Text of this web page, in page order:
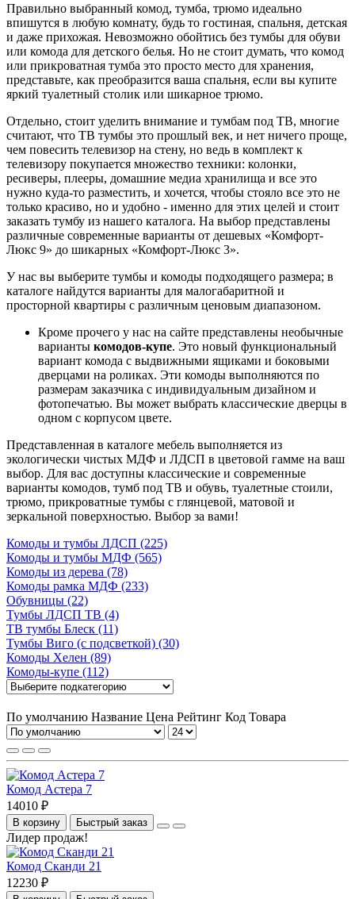
Правильно выбранный комод, тумба, трюмо идеально
впишутся в любую комнату, будь то гостиная, спальня, детская
и даже прихожая. Невозможно обойтись без тумбы для обуви
или комода для детского белья. Но не стоит думать, что комод
или прикроватная тумба это просто место для хранения,
представьте, как преобразится ваша спальня, если вы купите
яркий туалетный столик или шикарное трюмо.
Отдельно, стоит уделить внимание и тумбам под ТВ, многие
считают, что ТВ тумбы это прошлый век, и нет ничего проще,
чем повесить телевизор на стену, но ведь в комплект к
телевизору покупается множество техники: колонки,
ресиверы, плееры, домашние медиа хранилища и все это
нужно куда-то разместить, и хочется, чтобы стояло все это не
только красиво, но и удобно - именно для этих целей и стоит
заказать тумбу из нашего каталога. На выбор представлены
различные современные варианты от дешевых «Комфорт-
Люкс 9» до шикарных «Комфорт-Люкс 3».
У нас вы выберите тумбы и комоды подходящего размера; в
каталоге найдутся варианты для малогабаритной и
просторной квартиры с различным ценовым диапазоном.
Кроме прочего у нас на сайте представлены необычные
варианты комодов-купе. Это новый функциональный
вариант комода с выдвижными ящиками и боковыми
дверцами на роликах. Эти комоды выполняются по
размерам заказчика с индивидуальным дизайном и
фотопечатью. Вы может выбрать классические дверцы в
одном с корпусом цвете.
Представленная в каталоге мебель выполняется из
экологически чистых МДФ и ЛДСП в цветовой гамме на ваш
выбор. Для вас доступны классические и современные
варианты комодов, тумб под ТВ и обувь, туалетные стоили,
трюмо, прикроватные тумбы с глянцевой, матовой и
зеркальной поверхностью. Выбор за вами!
Комоды и тумбы ЛДСП (225)
Комоды и тумбы МДФ (565)
Комоды из дерева (78)
Комоды рамка МДФ (233)
Обувницы (22)
Тумбы ЛДСП ТВ (4)
ТВ тумбы Блеск (11)
Тумбы Виго (с подсветкой) (30)
Комоды Хелен (89)
Комоды-купе (112)
По умолчанию Название Цена Рейтинг Код Товара
Комод Астера 7
14010 ₽
В корзину Быстрый заказ
Лидер продаж!
Комод Сканди 21
12230 ₽